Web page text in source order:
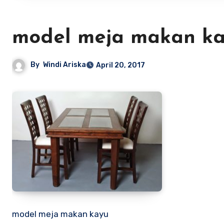
model meja makan
By Windi Ariska April 20, 2017
model meja makan kayu